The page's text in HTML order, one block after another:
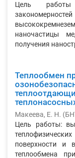
Цель работы
наночастицы
получения
Теплообмен
Макеева, Е. Н. (
Цель работы:
поверхности и
теплообмена